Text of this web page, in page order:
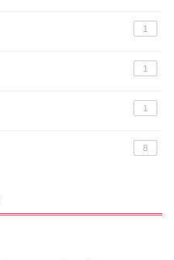
1
1
1
8